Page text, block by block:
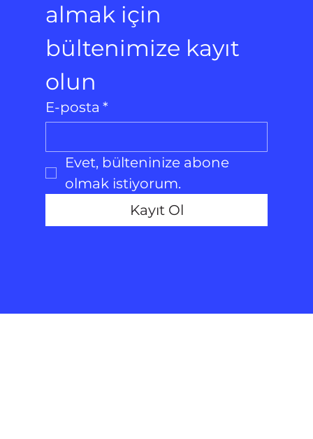
almak için
bültenimize kayıt
olun
E-posta *
Evet, bülteninize abone
olmak istiyorum.
Kayıt Ol